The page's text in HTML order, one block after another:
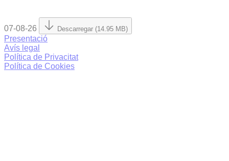
07-08-26 Descarregar (14.95 MB)
Presentació
Avís legal
Política de Privacitat
Política de Cookies